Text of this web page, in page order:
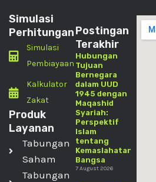
Simulasi
Perhitungan
Simulasi
Pembiayaan
Kalkulator
Zakat
Produk
Layanan
Tabungan
Saham
Tabungan
Postingan
Terakhir
Hubungan
Tujuan
Bernegara
dalam UUD
1945 dengan
Maqashid
Syariah:
Perspektif
Islam
tentang
Kemaslahatan
Bangsa
7 August 2026